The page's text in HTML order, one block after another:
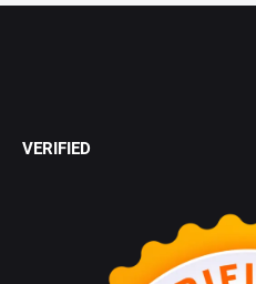
VERIFIED